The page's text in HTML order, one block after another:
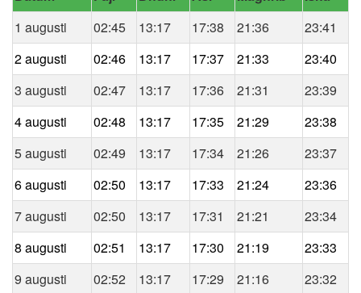
1 augusti
02:45 13:17 17:38 21:36
23:41
2 augusti
02:46 13:17 17:37 21:33
23:40
3 augusti
02:47 13:17 17:36 21:31
23:39
4 augusti
02:48 13:17 17:35 21:29
23:38
5 augusti
02:49 13:17 17:34 21:26
23:37
6 augusti
02:50 13:17 17:33 21:24
23:36
7 augusti
02:50 13:17 17:31 21:21
23:34
8 augusti
02:51 13:17 17:30 21:19
23:33
9 augusti
02:52 13:17 17:29 21:16
23:32